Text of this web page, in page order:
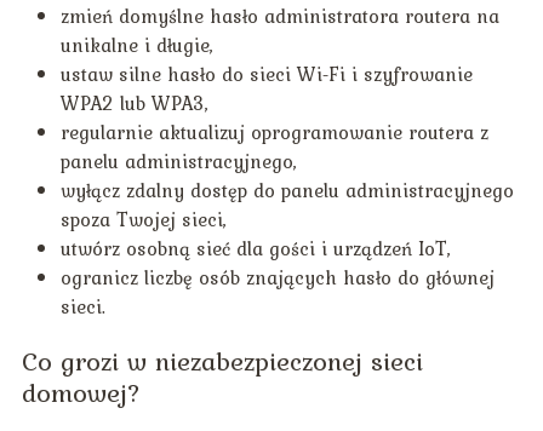
zmień domyślne hasło administratora routera na
unikalne i długie,
ustaw silne hasło do sieci Wi-Fi i szyfrowanie
WPA2 lub WPA3,
regularnie aktualizuj oprogramowanie routera z
panelu administracyjnego,
wyłącz zdalny dostęp do panelu administracyjnego
spoza Twojej sieci,
utwórz osobną sieć dla gości i urządzeń IoT,
ogranicz liczbę osób znających hasło do głównej
sieci.
Co grozi w niezabezpieczonej sieci
domowej?